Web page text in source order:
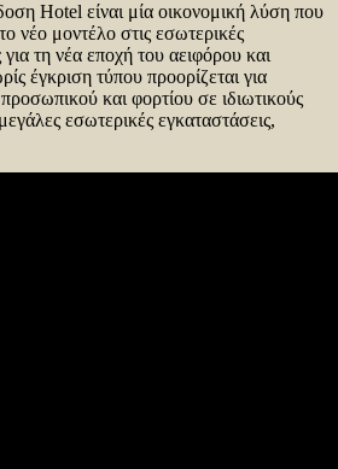
Hotel είναι μία οικονομική λύση που
νέο μοντέλο στις εσωτερικές
για τη νέα εποχή του αειφόρου και
έγκριση τύπου προορίζεται για
και φορτίου σε ιδιωτικούς
εσωτερικές εγκαταστάσεις,